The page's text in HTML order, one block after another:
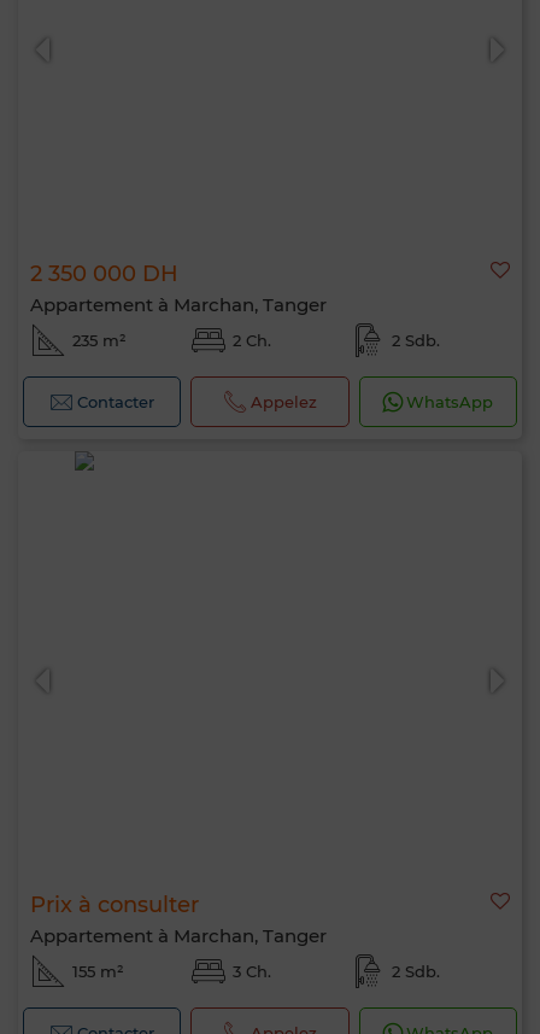
2 350 000 DH
Appartement à Marchan, Tanger
235 m² 2 Ch. 2 Sdb.
Contacter Appelez WhatsApp
Prix à consulter
Appartement à Marchan, Tanger
155 m² 3 Ch. 2 Sdb.